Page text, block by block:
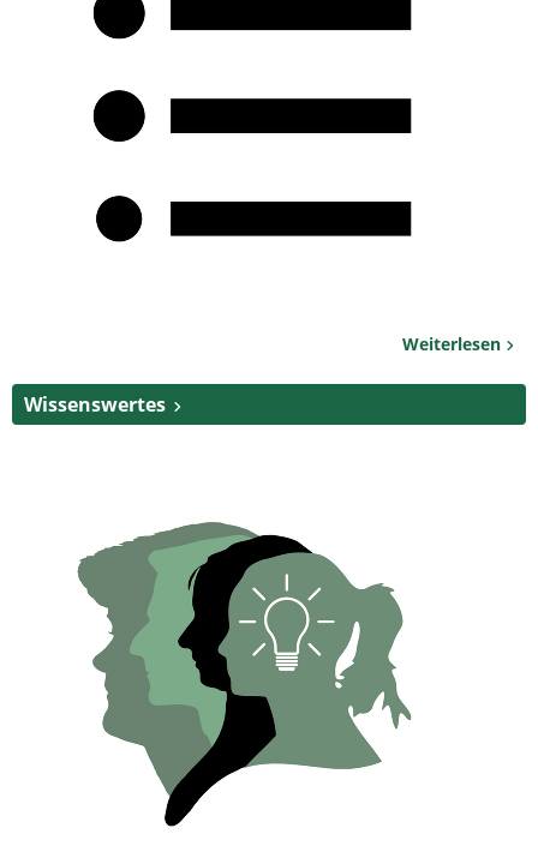
Weiterlesen
Wissenswertes